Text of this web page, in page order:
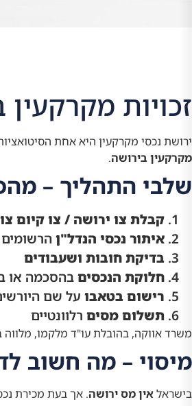
זכויות
ירושת נכסי מקרקעין היא אחת
מקרקעין בירושה.
שלבי התהליך –
קבלת צו ירושה / צו קיום
איתור נכסי הנדל"ן
בדיקת חובות ושעבודים
חלוקת הנכסיםבהסכמה או
רישום בטאבו על שם
תשלום מסים רלוונטיים
משרד אווקה, בהובלת עו"ד מלקמו, מלווה
מיסוי – מה חשוב
בישראלאין מס ירושה. אך בעת מכירת